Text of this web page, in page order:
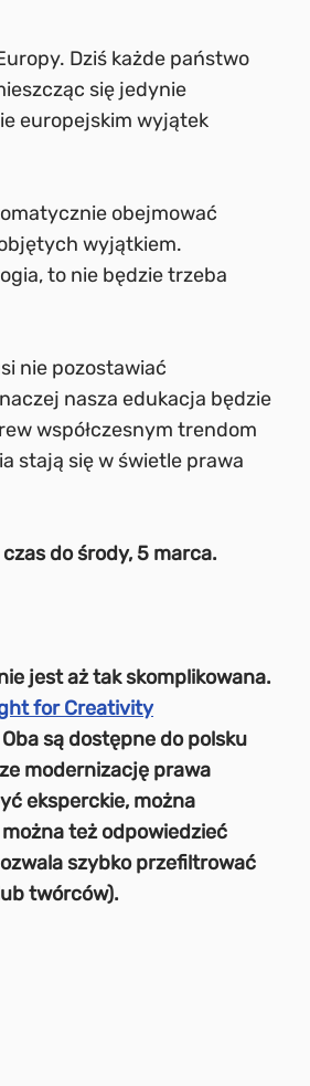
Dziś każde państwo
się jedynie
europejskim wyjątek
obejmować
wyjątkiem.
to nie będzie trzeba
nie pozostawiać
nasza edukacja będzie
współczesnym trendom
stają się w świetle prawa
do środy, 5 marca.
jest aż tak skomplikowana.
for Creativity
Oba są dostępne do polsku
modernizację prawa
eksperckie, można
też odpowiedzieć
szybko przefiltrować
twórców).